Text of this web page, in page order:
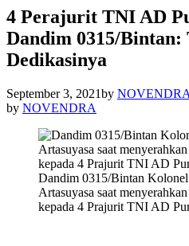
4 Perajurit TNI AD
Dandim 0315/Bintan:
Dedikasinya
September 3, 2021by NOVENDRA
by NOVENDRA
Dandim 0315/Bintan
Artasuyasa saat
kepada 4 Prajurit TNI AD